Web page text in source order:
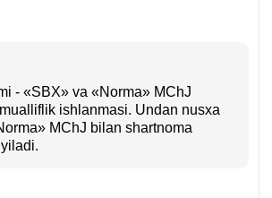
- «SBX» va «Norma» MChJ
ishlanmasi. Undan nusхa
MChJ bilan shartnoma